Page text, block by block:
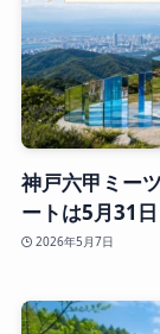
神戸六甲ミー
ートは5月31
2026年5月7日